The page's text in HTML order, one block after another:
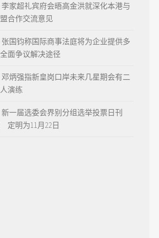
李家超礼宾府会晤高金洪就深化本港与
合作交流意见
张国钧称国际商事法庭将为企业提供多
面争议解决途径
邓炳强指新皇岗口岸未来几星期会有二
演练
新一届选委会界别分组选举投票日刊
定明为11月22日